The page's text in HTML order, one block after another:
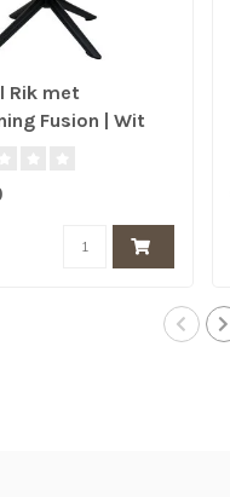
Rik met
Fusion | Wit